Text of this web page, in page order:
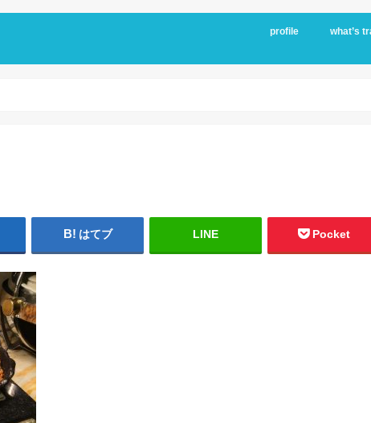
profile what’s
はてブ LINE Pocket